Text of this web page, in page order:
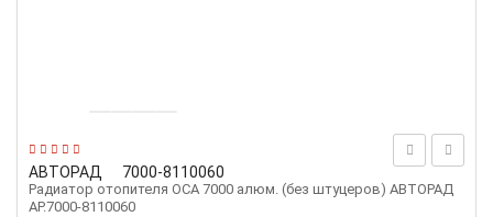
АВТОРАД 7000-8110060
Радиатор отопителя ОСА 7000 алюм. (без штуцеров) АВТОРАД
AP.7000-8110060